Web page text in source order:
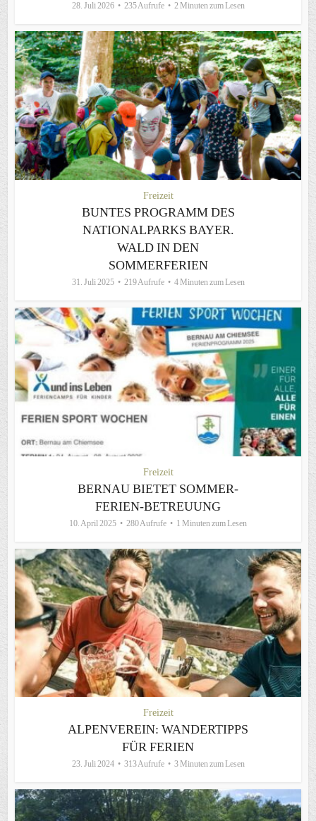
28. Juli 2026 235 Aufrufe 2 Minuten zum Lesen
Freizeit
BUNTES PROGRAMM DES
NATIONALPARKS BAYER.
WALD IN DEN
SOMMERFERIEN
31. Juli 2025 219 Aufrufe 4 Minuten zum Lesen
Freizeit
BERNAU BIETET SOMMER-
FERIEN-BETREUUNG
10. April 2025 280 Aufrufe 1 Minuten zum Lesen
Freizeit
ALPENVEREIN: WANDERTIPPS
FÜR FERIEN
23. Juli 2024 313 Aufrufe 3 Minuten zum Lesen